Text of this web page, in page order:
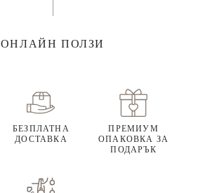
ОНЛАЙН ПОЛЗИ
БЕЗПЛАТНА
ДОСТАВКА
ПРЕМИУМ
ОПАКОВКА ЗА
ПОДАРЪК